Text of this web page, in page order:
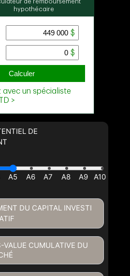
DE
DU CAPITAL INVESTI
VALUE CUMULATIVE DU